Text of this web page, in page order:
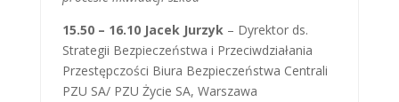
15.50 – 16.10 Jacek Jurzyk– Dyrektor ds.
Strategii Bezpieczeństwa i Przeciwdziałania
Przestępczości Biura Bezpieczeństwa Centrali
PZU SA/ PZU Życie SA, Warszawa